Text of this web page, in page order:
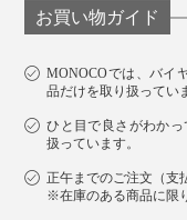
お買い物ガイド
MONOCOでは、バイ
品だけを取り扱ってい
ひと目で良さがわか
扱っています。
正午までのご注文（支
※在庫のある商品に限